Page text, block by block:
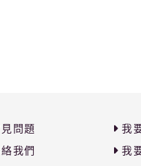
問題
我們
我
我